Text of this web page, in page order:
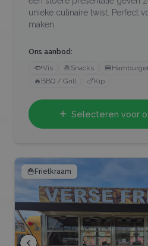
unieke culinaire twist. Perfect
maken.
Ons aanbod:
🐟Vis 🧆Snacks 🍔
🔥 BBQ / Grill 🍗Kip
Selecteren voor
🍟Frietkraam